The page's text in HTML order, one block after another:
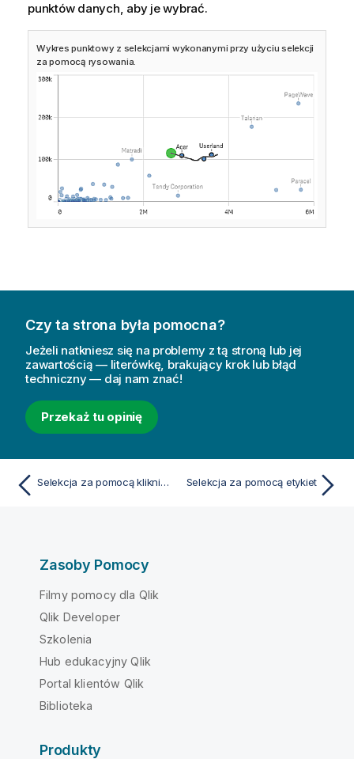
punktów danych, aby je wybrać.
Wykres punktowy z selekcjami wykonanymi przy użyciu selekcji
za pomocą rysowania.
Czy ta strona była pomocna?
Jeżeli natkniesz się na problemy z tą stroną lub jej
zawartością — literówkę, brakujący krok lub błąd
techniczny — daj nam znać!
Przekaż tu opinię
Selekcja za pomocą kliknięcia Selekcja za pomocą etykiet
Zasoby Pomocy
Filmy pomocy dla Qlik
Qlik Developer
Szkolenia
Hub edukacyjny Qlik
Portal klientów Qlik
Biblioteka
Produkty